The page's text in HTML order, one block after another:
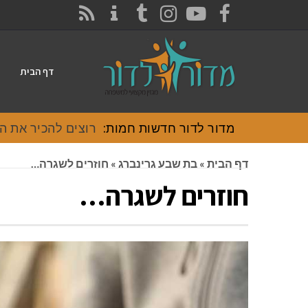
FACEBOOK
YOUTUBE
INSTAGRAM
TUMBLR
דף הבית
מדור לדור חדשות חמות: רוצים להכיר את
דף הבית » בת שבע גרינברג » חוזרים לשגרה…
חוזרים לשגרה…